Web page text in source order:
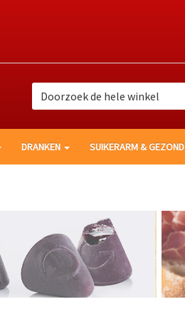
Zoek
DRANKEN SUIKERARM & GEZOND